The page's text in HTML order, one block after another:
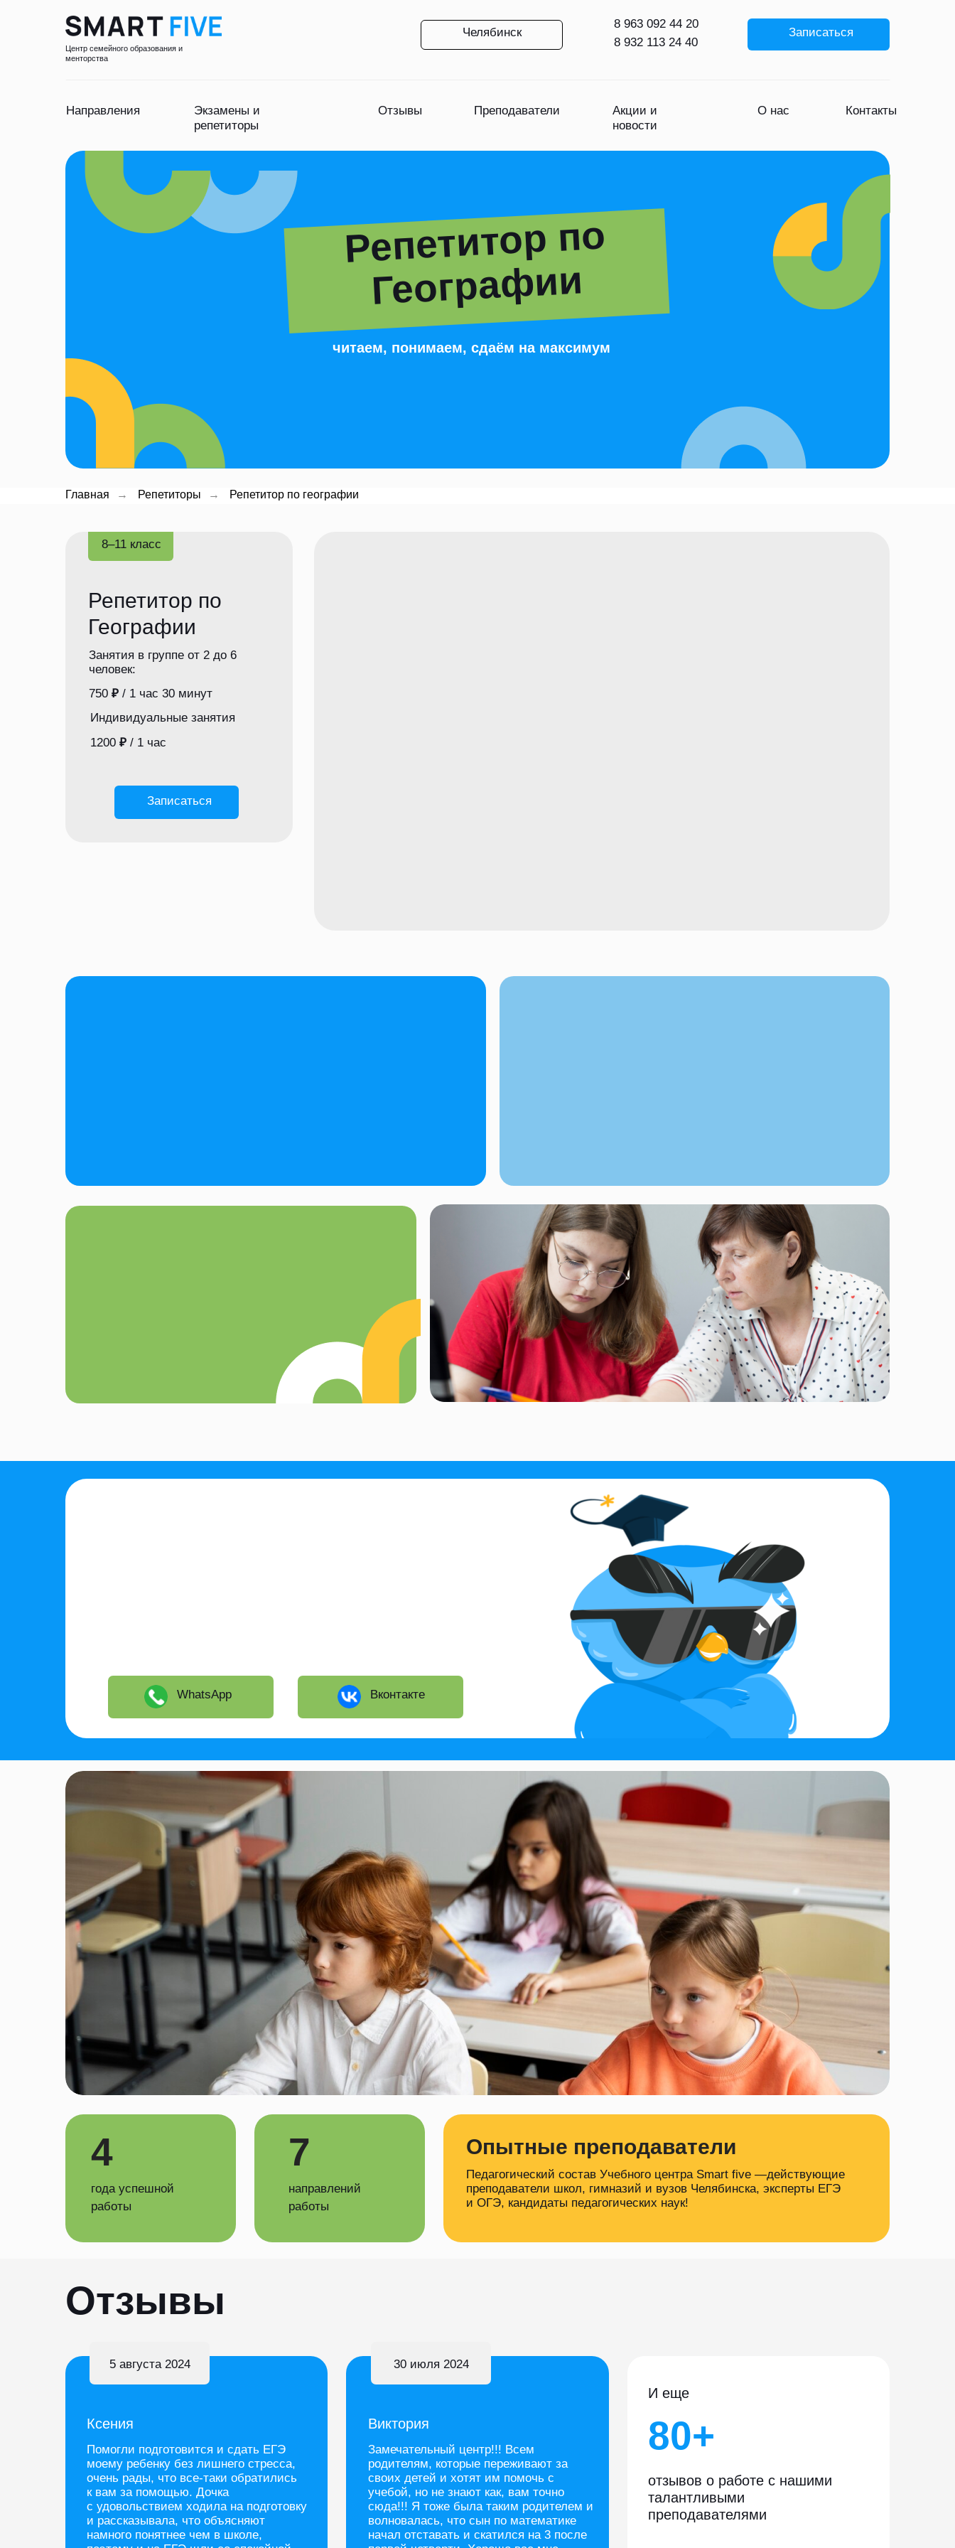
Центр семейного образования и
менторства
8 963 092 44 20
8 932 113 24 40
Челябинск Записаться
Направления
Экзамены и
репетиторы
Отзывы Преподаватели
Акции и
новости
О нас Контакты
Репетитор по
Геогра
фии
читаем, понимаем, сдаём на максимум
Главная → Репетиторы → Репетитор по географии
8–11 класс
Репетитор по
Географии
Занятия в группе от 2 до 6
человек:
750 ₽ / 1 час 30 минут
Индивидуальные занятия
1200 ₽ / 1 час
Записаться
WhatsApp Вконтакте
4 7
года успешной
работы
направлений
работы
Опытные преподаватели
Педагогический состав Учебного центра Smart five —действующие
преподаватели школ, гимназий и вузов Челябинска, эксперты ЕГЭ
и ОГЭ, кандидаты педагогических наук!
Отзывы
5 августа 2024 30 июля 2024
И еще
Замечательный центр!!! Всем
родителям, которые переживают за
своих детей и хотят им помочь с
учебой, но не знают как, вам точно
сюда!!! Я тоже была таким родителем и
волновалась, что сын по математике
начал отставать и скатился на 3 после
Помогли подготовится и сдать ЕГЭ
моему ребенку без лишнего стресса,
очень рады, что все-таки обратились
к вам за помощью. Дочка
с удовольствием ходила на подготовку
и рассказывала, что объясняют
намного понятнее чем в школе,
Виктория
отзывов о работе с нашими
талантливыми
преподавателями
Ксения 80+